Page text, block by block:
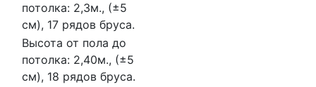
потолка: 2,3м., (±5
см), 17 рядов бруса.
Высота от пола до
потолка: 2,40м., (±5
см), 18 рядов бруса.